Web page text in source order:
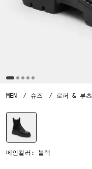
MEN 슈즈 로퍼 & 부츠
메인컬러: 블랙